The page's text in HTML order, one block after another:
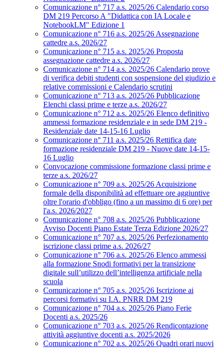
Comunicazione n° 717 a.s. 2025/26 Calendario corso
DM 219 Percorso A "Didattica con IA Locale e
NotebookLM" Edizione 1
Comunicazione n° 716 a.s. 2025/26 Assegnazione
cattedre a.s. 2026/27
Comunicazione n° 715 a.s. 2025/26 Proposta
assegnazione cattedre a.s. 2026/27
Comunicazione n° 714 a.s. 2025/26 Calendario prove
di verifica debiti studenti con sospensione del giudizio e
relative commissioni e Calendario scrutini
Comunicazione n° 713 a.s. 2025/26 Pubblicazione
Elenchi classi prime e terze a.s. 2026/27
Comunicazione n° 712 a.s. 2025/26 Elenco definitivo
ammessi formazione residenziale e in sede DM 219 -
Residenziale date 14-15-16 Luglio
Comunicazione n° 711 a.s. 2025/26 Rettifica date
formazione residenziale DM 219 - Nuove date 14-15-
16 Luglio
Convocazione commissione formazione classi prime e
terze a.s. 2026/27
Comunicazione n° 709 a.s. 2025/26 Acquisizione
formale della disponibilità ad effettuare ore aggiuntive
oltre l'orario d'obbligo (fino a un massimo di 6 ore) per
l'a.s. 2026/2027
Comunicazione n° 708 a.s. 2025/26 Pubblicazione
Avviso Docenti Piano Estate Terza Edizione 2026/27
Comunicazione n° 707 a.s. 2025/26 Perfezionamento
iscrizione classi prime a.s. 2026/27
Comunicazione n° 706 a.s. 2025/26 Elenco ammessi
alla formazione Snodi formativi per la transizione
digitale sull’utilizzo dell’intelligenza artificiale nella
scuola
Comunicazione n° 705 a.s. 2025/26 Iscrizione ai
percorsi formativi su I.A. PNRR DM 219
Comunicazione n° 704 a.s. 2025/26 Piano Ferie
Docenti a.s. 2025/26
Comunicazione n° 703 a.s. 2025/26 Rendicontazione
attività aggiuntive docenti a.s. 2025/2026
Comunicazione n° 702 a.s. 2025/26 Quadri orari nuovi